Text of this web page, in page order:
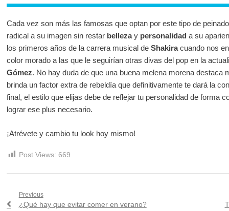
Cada vez son más las famosas que optan por este tipo de
radical a su imagen sin restar bellezay personalidad a su
los primeros años de la carrera musical de Shakiracuando nos
color morado a las que le seguirían otras divas del pop en la
Gómez. No hay duda de que una buena melena morena destaca
brinda un factor extra de rebeldía que definitivamente te dará la
final, el estilo que elijas debe de reflejar tu personalidad de forma
lograr ese plus necesario.
¡Atrévete y cambio tu look hoy mismo!
Post Views: 669
Navegación
Previous
Previous
¿Qué hay que evitar comer en verano?